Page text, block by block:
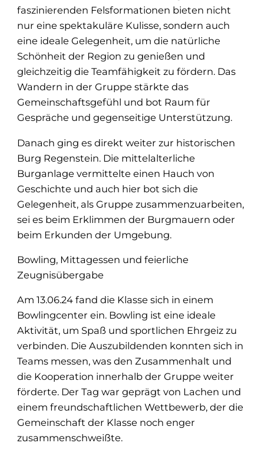
faszinierenden Felsformationen bieten nicht
nur eine spektakuläre Kulisse, sondern auch
eine ideale Gelegenheit, um die natürliche
Schönheit der Region zu genießen und
gleichzeitig die Teamfähigkeit zu fördern. Das
Wandern in der Gruppe stärkte das
Gemeinschaftsgefühl und bot Raum für
Gespräche und gegenseitige Unterstützung.
Danach ging es direkt weiter zur historischen
Burg Regenstein. Die mittelalterliche
Burganlage vermittelte einen Hauch von
Geschichte und auch hier bot sich die
Gelegenheit, als Gruppe zusammenzuarbeiten,
sei es beim Erklimmen der Burgmauern oder
beim Erkunden der Umgebung.
Bowling, Mittagessen und feierliche
Zeugnisübergabe
Am 13.06.24 fand die Klasse sich in einem
Bowlingcenter ein. Bowling ist eine ideale
Aktivität, um Spaß und sportlichen Ehrgeiz zu
verbinden. Die Auszubildenden konnten sich in
Teams messen, was den Zusammenhalt und
die Kooperation innerhalb der Gruppe weiter
förderte. Der Tag war geprägt von Lachen und
einem freundschaftlichen Wettbewerb, der die
Gemeinschaft der Klasse noch enger
zusammenschweißte.